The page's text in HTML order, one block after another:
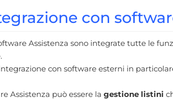
con
Assistenza sono integrate tutte le
con software esterni in
Assistenza può essere la gestione listini